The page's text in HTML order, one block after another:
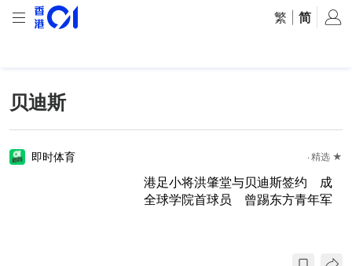
繁 简
贝迪斯
即时体育 精选 ★
港足小将洪肇堂与贝迪斯签约 成
全球学院首球员 曾踢东方青年军